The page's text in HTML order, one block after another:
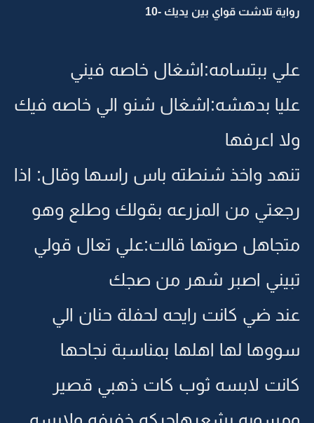
رواية تلاشت قواي بين يديك -10
علي ببتسامه:اشغال خاصه فيني
عليا بدهشه:اشغال شنو الي خاصه فيك
ولا اعرفها
تنهد واخذ شنطته باس راسها وقال: اذا
رجعتي من المزرعه بقولك وطلع وهو
متجاهل صوتها قالت:علي تعال قولي
تبيني اصبر شهر من صجك
عند ضي كانت رايحه لحفلة حنان الي
سووها لها اهلها بمناسبة نجاحها
كانت لابسه ثوب كات ذهبي قصير